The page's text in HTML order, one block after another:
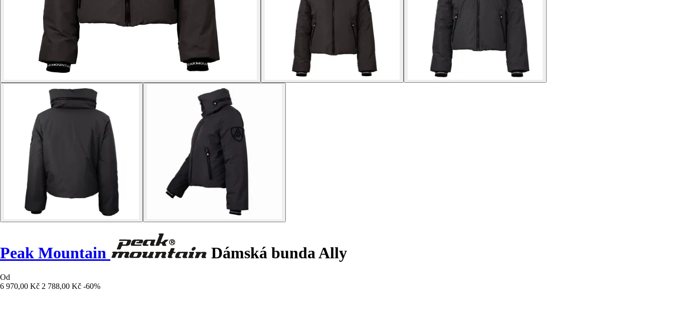
Peak Mountain Dámská bunda Ally
Od
6 970,00 Kč 2 788,00 Kč -60%